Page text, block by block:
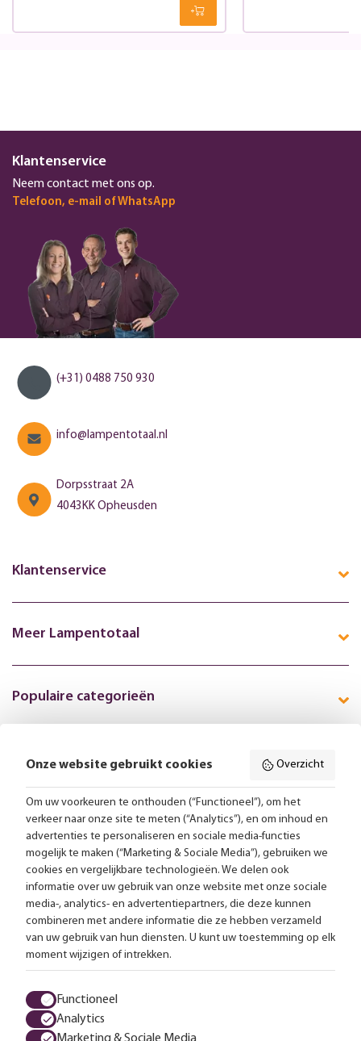
Klantenservice
Neem contact met ons op.
Telefoon, e-mail of WhatsApp
(+31) 0488 750 930
info@lampentotaal.nl
Dorpsstraat 2A
4043KK Opheusden
Klantenservice
Meer Lampentotaal
Populaire categorieën
Volg ons online:
Gratis bezorging vanaf 99,-
Advies op maat
Meer dan 25.000 lampen op voorraad
4.57 uit 2853 reviews
Algemene voorwaarden
Onze website gebruikt cookies Overzicht
Om uw voorkeuren te onthouden (“Functioneel”), om het
verkeer naar onze site te meten (“Analytics”), en om inhoud en
advertenties te personaliseren en sociale media-functies
mogelijk te maken (“Marketing & Sociale Media”), gebruiken we
cookies en vergelijkbare technologieën. We delen ook
informatie over uw gebruik van onze website met onze sociale
media-, analytics- en advertentiepartners, die deze kunnen
combineren met andere informatie die ze hebben verzameld
van uw gebruik van hun diensten. U kunt uw toestemming op elk
moment wijzigen of intrekken.
Functioneel
Analytics